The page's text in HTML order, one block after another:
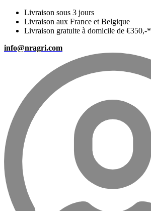
Livraison sous 3 jours
Livraison aux France et Belgique
Livraison gratuite à domicile de €350,-*
info@nragri.com